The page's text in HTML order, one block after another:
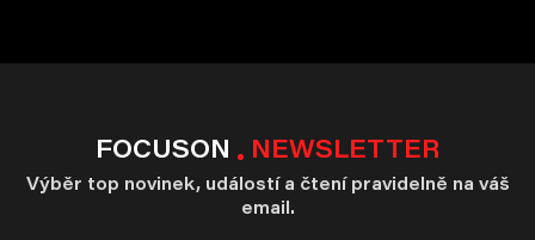
FOCUSON NEWSLETTER
Výběr top novinek, událostí a čtení pravidelně na váš
email.